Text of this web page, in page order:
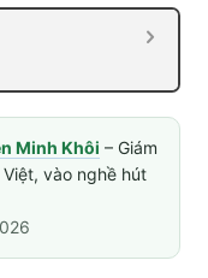
Minh Khôi – Giám
vào nghề hút